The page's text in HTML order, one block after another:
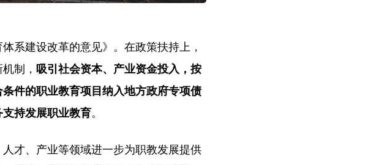
系建设改革的意见》。在政策扶持上，
制， 吸引社会资本、产业资金投入，按
条件的职业教育项目纳入地方政府专项债
持发展职业教育。
才、产业等领域进一步为职教发展提供